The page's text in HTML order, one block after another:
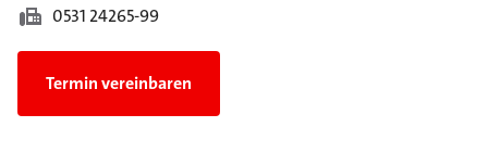
0531 24265-99
Termin vereinbaren